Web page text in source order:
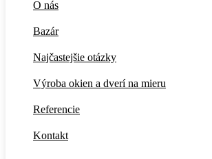
O nás
Bazár
Najčastejšie otázky
Výroba okien a dverí na mieru
Referencie
Kontakt